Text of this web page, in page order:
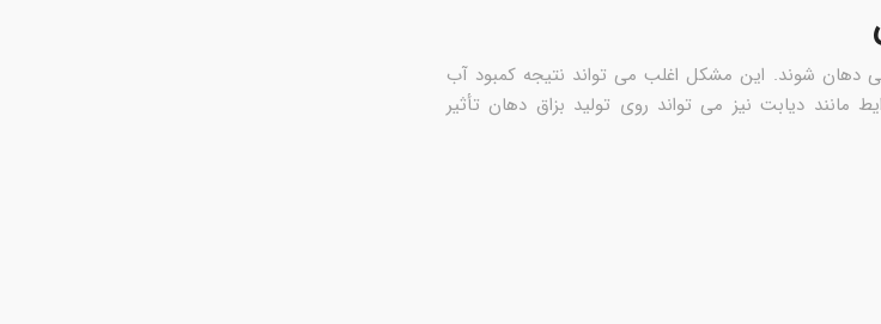
دهان شوند. این مشکل اغلب می تواند نتیجه کمبود آب
مانند دیابت نیز می تواند روی تولید بزاق دهان تأثیر